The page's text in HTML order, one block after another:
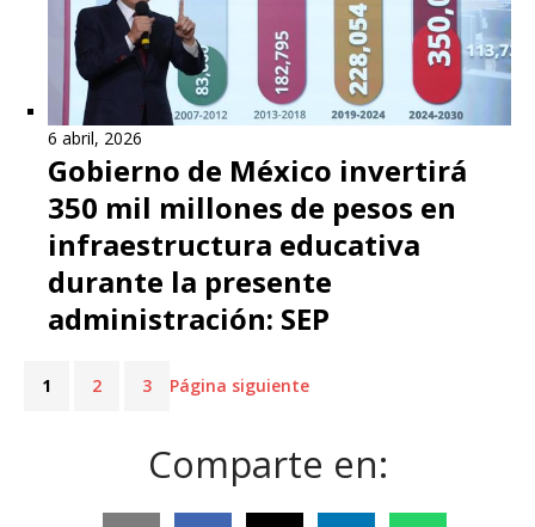
6 abril, 2026
Gobierno de México invertirá
350 mil millones de pesos en
infraestructura educativa
durante la presente
administración: SEP
1 2 3 Página siguiente
Comparte en: